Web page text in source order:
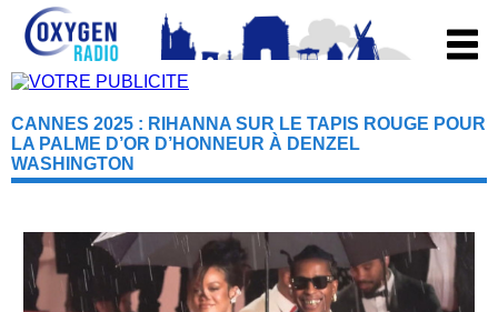
CANNES 2025 : RIHANNA SUR LE TAPIS ROUGE POUR
LA PALME D’OR D’HONNEUR À DENZEL
WASHINGTON